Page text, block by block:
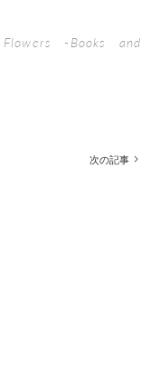
-Books and
次の記事